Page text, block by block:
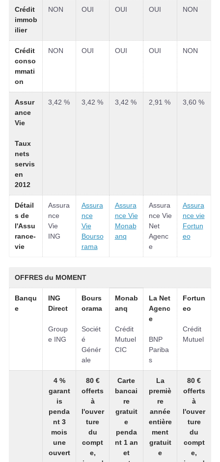
Crédit
immob
ilier
NON OUI OUI OUI NON
Crédit
conso
mmati
on
NON OUI OUI OUI NON
Assur
ance
Vie
Taux
nets
servis
en
2012
3,42 % 3,42 % 3,42 % 2,91 % 3,60 %
Détail
s de
l'Assu
rance-
vie
Assura
nce
Vie
ING
Assura
nce
Vie
Bourso
rama
Assura
nce Vie
Monab
anq
Assura
nce Vie
Net
Agenc
e
Assura
nce vie
Fortun
eo
OFFRES du MOMENT
Banqu
e
ING
Direct
Group
e ING
Bours
orama
Sociét
é
Génér
ale
Monab
anq
Crédit
Mutuel
CIC
La Net
Agenc
e
BNP
Pariba
s
Fortun
eo
Crédit
Mutuel
4 %
garant
is
penda
nt 3
mois
une
ouvert
80 €
offerts
à
l'ouver
ture
du
compt
e,
Carte
bancai
re
gratuit
e
penda
nt 1 an
et
La
premiè
re
année
entière
ment
gratuit
e
80 €
offerts
à
l'ouver
ture
du
compt
e,